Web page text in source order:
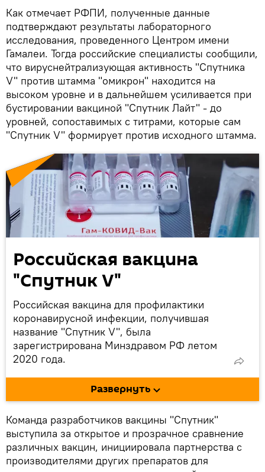
Как отмечает РФПИ, полученные данные
подтверждают результаты лабораторного
исследования, проведенного Центром имени
Гамалеи. Тогда российские специалисты сообщили,
что вируснейтрализующая активность "Спутника
V" против штамма "омикрон" находится на
высоком уровне и в дальнейшем усиливается при
бустировании вакциной "Спутник Лайт" - до
уровней, сопоставимых с титрами, которые сам
"Спутник V" формирует против исходного штамма.
Российская вакцина
"Спутник V"
Российская вакцина для профилактики
коронавирусной инфекции, получившая
название "Спутник V", была
зарегистрирована Минздравом РФ летом
2020 года.
Препарат разработан Центром имени
Гамалеи на проверенной и хорошо
изученной платформе аденовирусных
векторов человека.
По данным последнего исследования,
вакцина показала эффективность против
коронавируса в 97,6%. Отчет составлен на
Развернуть
Команда разработчиков вакцины "Спутник"
выступила за открытое и прозрачное сравнение
различных вакцин, инициировала партнерства с
производителями других препаратов для